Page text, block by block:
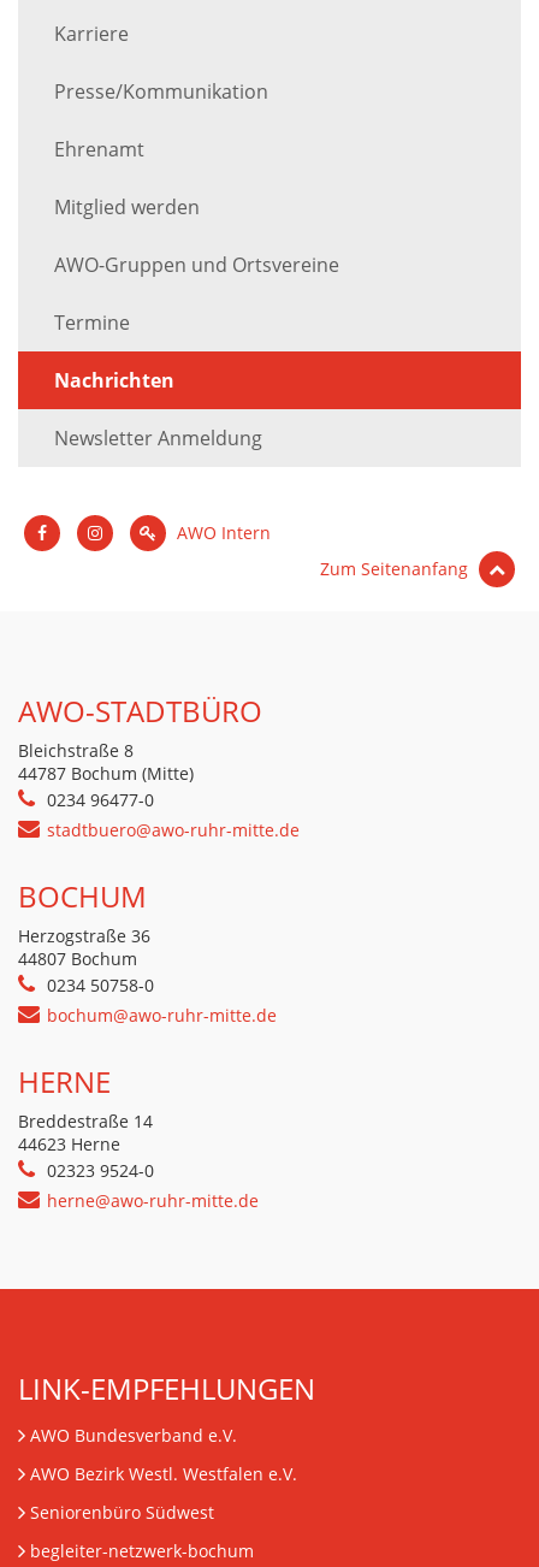
Karriere
Presse/Kommunikation
Ehrenamt
Mitglied werden
AWO-Gruppen und Ortsvereine
Termine
Nachrichten
Newsletter Anmeldung
AWO Intern
Zum Seitenanfang
AWO-STADTBÜRO
Bleichstraße 8
44787 Bochum (Mitte)
0234 96477-0
stadtbuero@awo-ruhr-mitte.de
BOCHUM
Herzogstraße 36
44807 Bochum
0234 50758-0
bochum@awo-ruhr-mitte.de
HERNE
Breddestraße 14
44623 Herne
02323 9524-0
herne@awo-ruhr-mitte.de
LINK-EMPFEHLUNGEN
AWO Bundesverband e.V.
AWO Bezirk Westl. Westfalen e.V.
Seniorenbüro Südwest
begleiter-netzwerk-bochum